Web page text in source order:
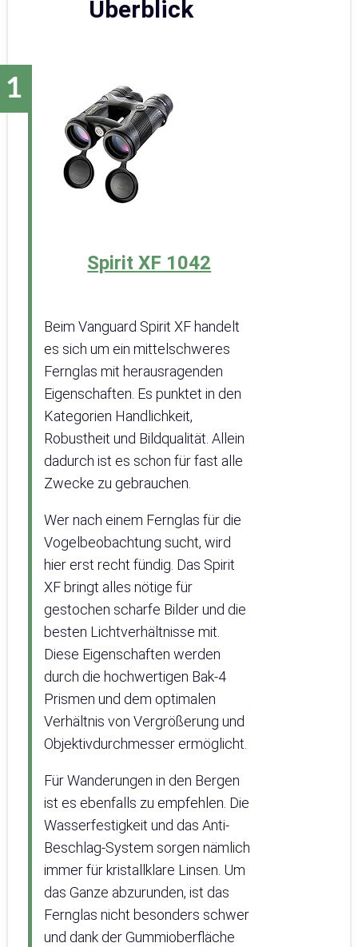
Überblick
Spirit XF 1042
Beim Vanguard Spirit XF handelt
es sich um ein mittelschweres
Fernglas mit herausragenden
Eigenschaften. Es punktet in den
Kategorien Handlichkeit,
Robustheit und Bildqualität. Allein
dadurch ist es schon für fast alle
Zwecke zu gebrauchen.
Wer nach einem Fernglas für die
Vogelbeobachtung sucht, wird
hier erst recht fündig. Das Spirit
XF bringt alles nötige für
gestochen scharfe Bilder und die
besten Lichtverhältnisse mit.
Diese Eigenschaften werden
durch die hochwertigen Bak-4
Prismen und dem optimalen
Verhältnis von Vergrößerung und
Objektivdurchmesser ermöglicht.
Für Wanderungen in den Bergen
ist es ebenfalls zu empfehlen. Die
Wasserfestigkeit und das Anti-
Beschlag-System sorgen nämlich
immer für kristallklare Linsen. Um
das Ganze abzurunden, ist das
Fernglas nicht besonders schwer
und dank der Gummioberfläche